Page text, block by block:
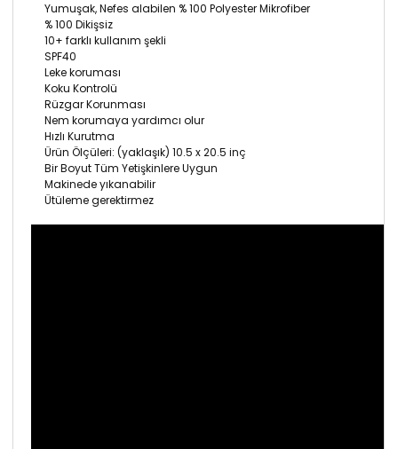
Yumuşak, Nefes alabilen % 100 Polyester Mikrofiber
% 100 Dikişsiz
10+ farklı kullanım şekli
SPF40
Leke koruması
Koku Kontrolü
Rüzgar Korunması
Nem korumaya yardımcı olur
Hızlı Kurutma
Ürün Ölçüleri: (yaklaşık) 10.5 x 20.5 inç
Bir Boyut Tüm Yetişkinlere Uygun
Makinede yıkanabilir
Ütüleme gerektirmez